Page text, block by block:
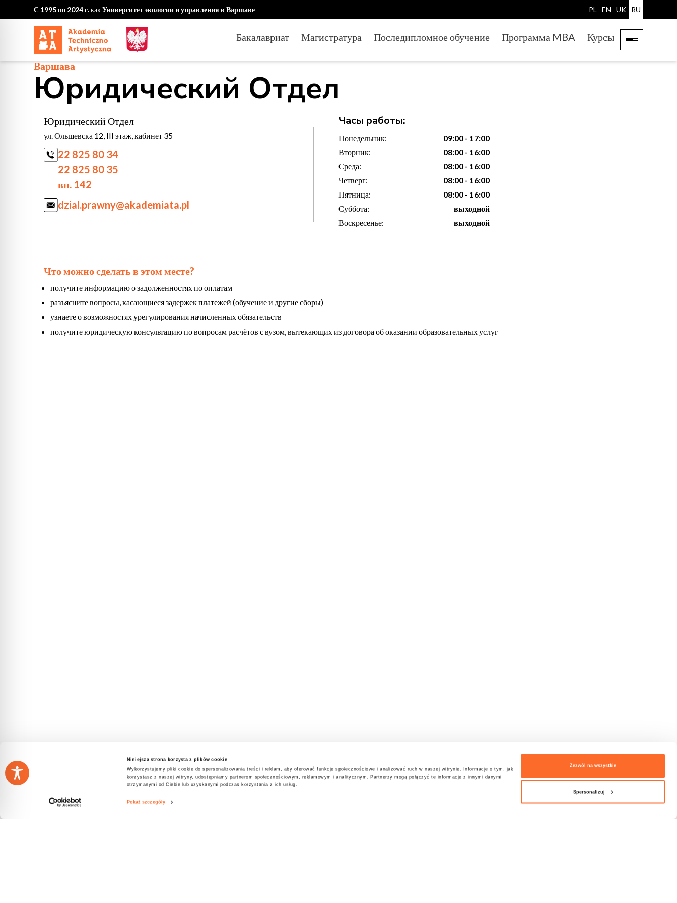
Niniejsza strona korzysta z plików cookie
Wykorzystujemy pliki cookie do spersonalizowania treści i reklam, aby oferować funkcje społecznościowe i analizować ruch w naszej witrynie. Informacje o tym, jak
korzystasz z naszej witryny, udostępniamy partnerom społecznościowym, reklamowym i analitycznym. Partnerzy mogą połączyć te informacje z innymi danymi
otrzymanymi od Ciebie lub uzyskanymi podczas korzystania z ich usług.
Pokaż szczegóły
Zezwól na wszystkie
Spersonalizuj
С 1995 по 2024 г.какУниверситет экологии и управления в Варшаве PL EN UK RU
Бакалавриат Магистратура Последипломное обучение Программа MBA Курсы
Варшава
Юридический Отдел
Юридический Отдел
ул. Ольшевска 12, III этаж, кабинет 35
22 825 80 34
22 825 80 35
вн. 142
dzial.prawny@akademiata.pl
Часы работы:
Понедельник:
09:00 - 17:00
Вторник:
08:00 - 16:00
Среда:
08:00 - 16:00
Четверг:
08:00 - 16:00
Пятница:
08:00 - 16:00
Суббота:
выходной
Воскресенье:
выходной
Что можно сделать в этом месте?
получите информацию о задолженностях по оплатам
разъясните вопросы, касающиеся задержек платежей (обучение и другие сборы)
узнаете о возможностях урегулирования начисленных обязательств
получите юридическую консультацию по вопросам расчётов с вузом, вытекающих из договора об оказании образовательных услуг